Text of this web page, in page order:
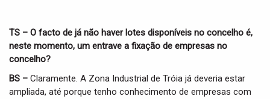
TS – O facto de já não haver lotes disponíveis no concelho é,
neste momento, um entrave a fixação de empresas no
concelho?
BS – Claramente. A Zona Industrial de Tróia já deveria estar
ampliada, até porque tenho conhecimento de empresas com